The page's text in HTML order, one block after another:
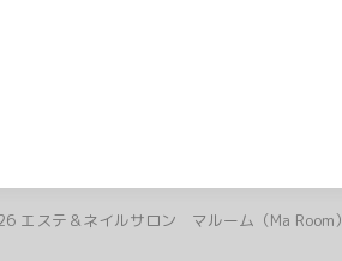
エステ＆ネイルサロン マルーム（Ma Room）